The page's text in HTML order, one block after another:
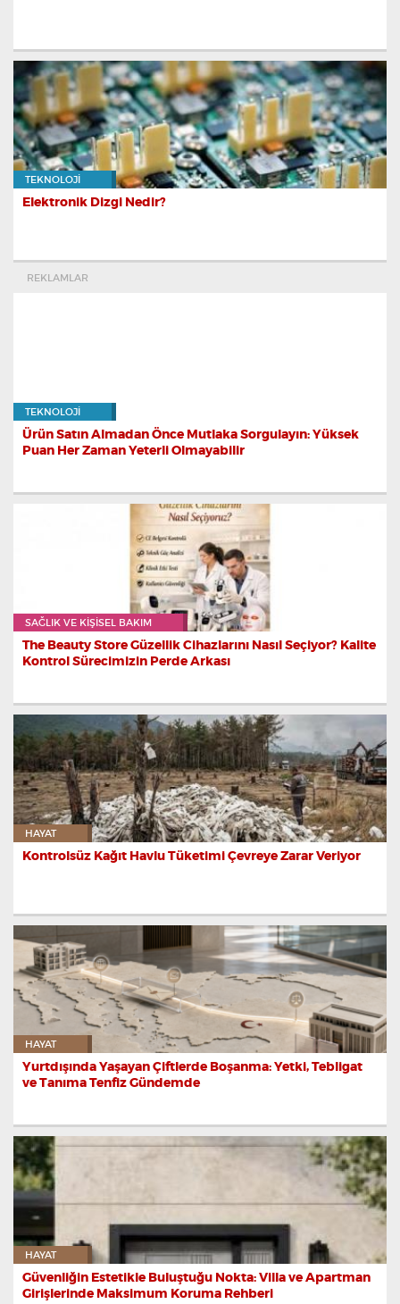
TEKNOLOJI
Elektronik Dizgi Nedir?
REKLAMLAR
TEKNOLOJI
Ürün Satın Almadan Önce Mutlaka Sorgulayın: Yüksek
Puan Her Zaman Yeterli Olmayabilir
SAĞLIK VE KIŞISEL BAKIM
The Beauty Store Güzellik Cihazlarını Nasıl Seçiyor? Kalite
Kontrol Sürecimizin Perde Arkası
HAYAT
Kontrolsüz Kağıt Havlu Tüketimi Çevreye Zarar Veriyor
HAYAT
Yurtdışında Yaşayan Çiftlerde Boşanma: Yetki, Tebligat
ve Tanıma Tenfiz Gündemde
HAYAT
Güvenliğin Estetikle Buluştuğu Nokta: Villa ve Apartman
Girişlerinde Maksimum Koruma Rehberi